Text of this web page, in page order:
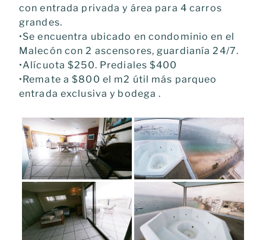
con entrada privada y área para 4 carros
grandes.
•Se encuentra ubicado en condominio en el
Malecón con 2 ascensores, guardianía 24/7.
•Alícuota $250. Prediales $400
•Remate a $800 el m2 útil más parqueo
entrada exclusiva y bodega .